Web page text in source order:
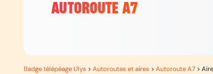
AUTOROUTE A7
Badge télépéage Ulys > Autoroutes et aires > Autoroute A7 >